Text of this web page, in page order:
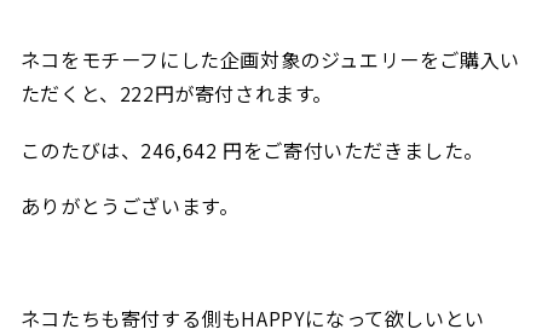
ネコをモチーフにした企画対象のジュエリーをご購入い
ただくと、222円が寄付されます。
このたびは、246,642 円をご寄付いただきました。
ありがとうございます。
ネコたちも寄付する側もHAPPYになって欲しいとい